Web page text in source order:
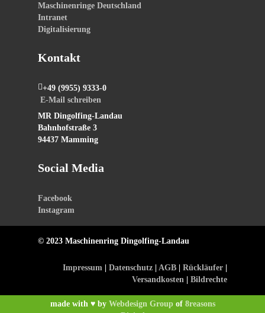
Maschinenringe Deutschland
Intranet
Digitalisierung
Kontakt
+49 (9955) 9333-0
E-Mail schreiben
MR Dingolfing-Landau
Bahnhofstraße 3
94437 Mamming
Social Media
Facebook
Instagram
© 2023 Maschinenring Dingolfing-Landau
Impressum Datenschutz AGB Rückläufer
Versandkosten
Bildrechte
made with ♥ by Webdesign Groupof 8reasons